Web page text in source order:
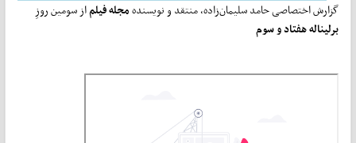
گزارش اختصاصی حامد سلیمان‌زاده، منتقد و نویسندهمجله فیلماز سومین روزِ
برلیناله هفتاد و سوم